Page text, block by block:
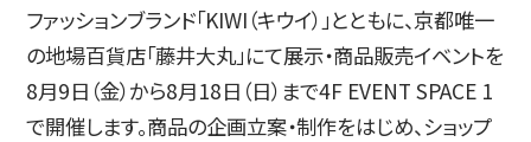
简体字 繁体字
ファッションブランド「KIWI（キウイ）」とともに、京都唯一
の地場百貨店「藤井大丸」にて展示・商品販売イベントを
8月9日（金）から8月18日（日）まで4F EVENT SPACE 1
で開催します。商品の企画立案・制作をはじめ、ショップ